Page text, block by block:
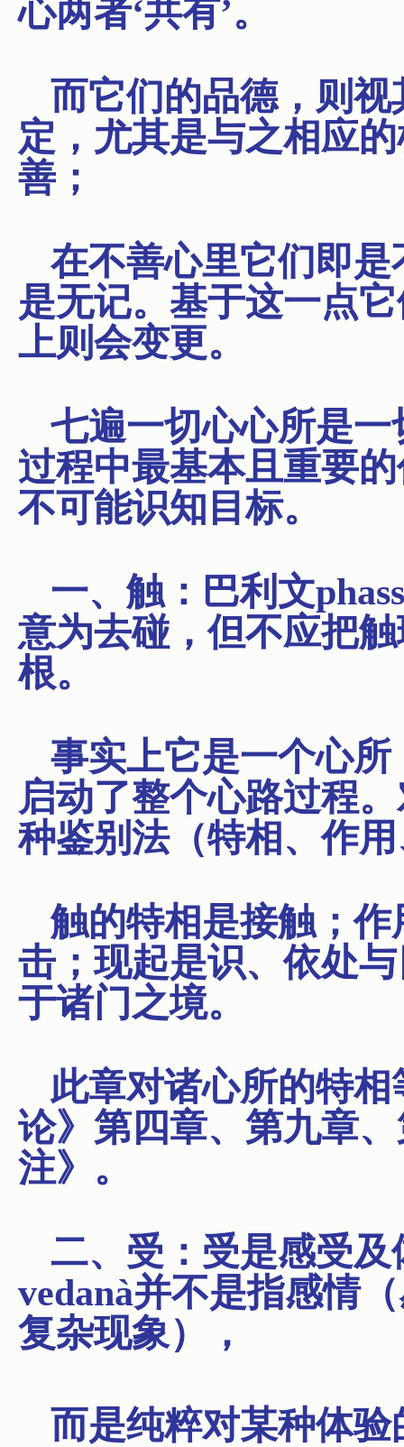
心两者‘共有’。
而它们的品德，则
定，尤其是与之相应
善；
在不善心里它们即
是无记。基于这一点
上则会变更。
七遍一切心心所是
过程中最基本且重要
不可能识知目标。
一、触：巴利文
意为去碰，但不应把
根。
事实上它是一个心
启动了整个心路过程
种鉴别法（特相、作
触的特相是接触；
击；现起是识、依处
于诸门之境。
此章对诸心所的特
论》第四章、第九章
注》。
二、受：受是感受
vedanà并不是指感情
复杂现象），
而是纯粹对某种体验